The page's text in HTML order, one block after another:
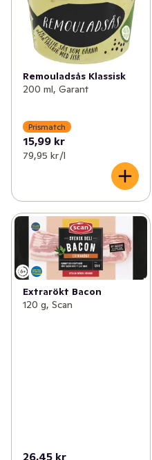
Remouladsås Klassisk
200 ml, Garant
Prismatch
15,99 kr
79,95 kr /l
Extrarökt Bacon
120 g, Scan
26,45 kr